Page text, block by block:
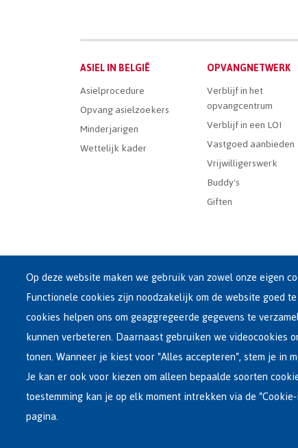
Main
Dutch
Menu
ASIEL IN BELGIË
Asielprocedure
Opvang asielzoekers
Minderjarigen
Wettelijk kader
OPVANGNETWERK
Verblijf in het
opvangcentrum
Verblijf in een LOI
Vastgoed aanbieden
Vrijwilligerswerk
Buddy's
Giften
Hoofdzetel Fedasil
Kartuizersstraat 21 , 1000 Brussel
Email : info@fedasil.be • T : +32-(0)2-213 44 11 • F :
Privacy, copyright en disclaimer |
Cookie-instellingen
Op deze website maken we gebruik van zowel onze eigen
Functionele cookies zijn noodzakelijk om de website goed
cookies helpen ons om geaggregeerde gegevens te
kunnen verbeteren. Daarnaast gebruiken we videocookies
tonen. Wanneer je kiest voor "Alles accepteren", stem je in
Je kan er ook voor kiezen om alleen bepaalde soorten
toestemming kan je op elk moment intrekken via de
pagina.